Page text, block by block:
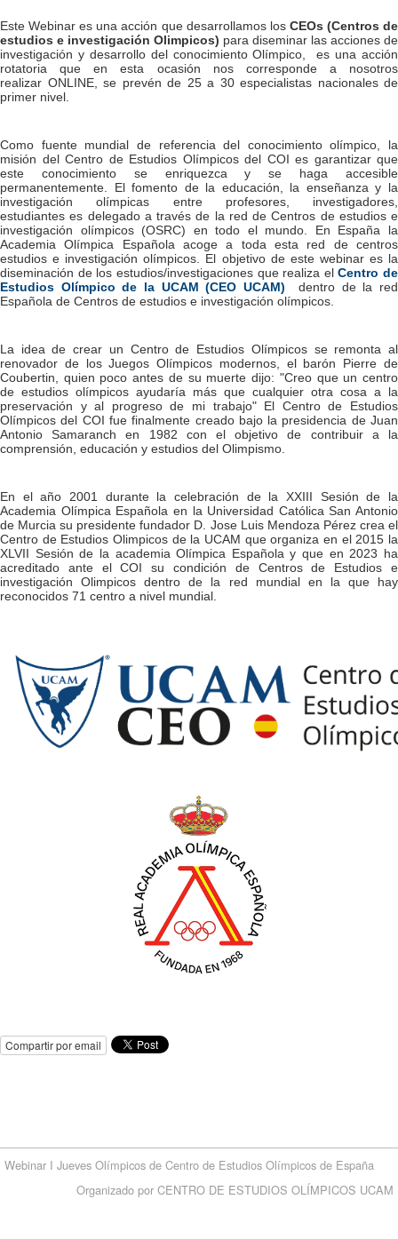
Este Webinar es una acción que desarrollamos los CEOs (Centros de
estudios e investigación Olimpicos) para diseminar las acciones de
investigación y desarrollo del conocimiento Olímpico, es una acción
rotatoria que en esta ocasión nos corresponde a nosotros
realizar ONLINE, se prevén de 25 a 30 especialistas nacionales de
primer nivel.
Como fuente mundial de referencia del conocimiento olímpico, la
misión del Centro de Estudios Olímpicos del COI es garantizar que
este conocimiento se enriquezca y se haga accesible
permanentemente. El fomento de la educación, la enseñanza y la
investigación olímpicas entre profesores, investigadores,
estudiantes es delegado a través de la red de Centros de estudios e
investigación olímpicos (OSRC) en todo el mundo. En España la
Academia Olímpica Española acoge a toda esta red de centros
estudios e investigación olímpicos. El objetivo de este webinar es la
diseminación de los estudios/investigaciones que realiza elCentro de
Estudios Olímpico de la UCAM (CEO UCAM)
dentro de la red
Española de Centros de estudios e investigación olímpicos.
La idea de crear un Centro de Estudios Olímpicos se remonta al
renovador de los Juegos Olímpicos modernos, el barón Pierre de
Coubertin, quien poco antes de su muerte dijo: "Creo que un centro
de estudios olímpicos ayudaría más que cualquier otra cosa a la
preservación y al progreso de mi trabajo" El Centro de Estudios
Olímpicos del COI fue finalmente creado bajo la presidencia de Juan
Antonio Samaranch en 1982 con el objetivo de contribuir a la
comprensión, educación y estudios del Olimpismo.
En el año 2001 durante la celebración de la XXIII Sesión de la
Academia Olímpica Española en la Universidad Católica San Antonio
de Murcia su presidente fundador D. Jose Luis Mendoza Pérez crea el
Centro de Estudios Olimpicos de la UCAM que organiza en el 2015 la
XLVII Sesión de la academia Olímpica Española y que en 2023 ha
acreditado ante el COI su condición de Centros de Estudios e
investigación Olimpicos dentro de la red mundial en la que hay
reconocidos 71 centro a nivel mundial.
Compartir por email
Webinar I Jueves Olímpicos de Centro de Estudios Olímpicos de España
Organizado por CENTRO DE ESTUDIOS OLÍMPICOS UCAM